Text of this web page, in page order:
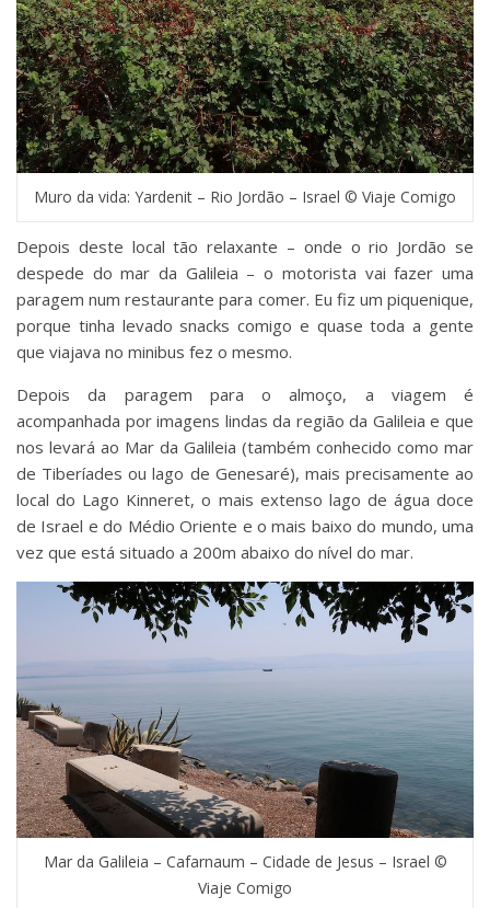
Muro da vida: Yardenit – Rio Jordão – Israel © Viaje Comigo
Depois deste local tão relaxante – onde o rio Jordão se
despede do mar da Galileia – o motorista vai fazer uma
paragem num restaurante para comer. Eu fiz um piquenique,
porque tinha levado snacks comigo e quase toda a gente
que viajava no minibus fez o mesmo.
Depois da paragem para o almoço, a viagem é
acompanhada por imagens lindas da região da Galileia e que
nos levará ao Mar da Galileia (também conhecido como mar
de Tiberíades ou lago de Genesaré), mais precisamente ao
local do Lago Kinneret, o mais extenso lago de água doce
de Israel e do Médio Oriente e o mais baixo do mundo, uma
vez que está situado a 200m abaixo do nível do mar.
Mar da Galileia – Cafarnaum – Cidade de Jesus – Israel ©
Viaje Comigo